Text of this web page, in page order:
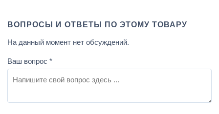
ВОПРОСЫ И ОТВЕТЫ ПО ЭТОМУ ТОВАРУ
На данный момент нет обсуждений.
Ваш вопрос *